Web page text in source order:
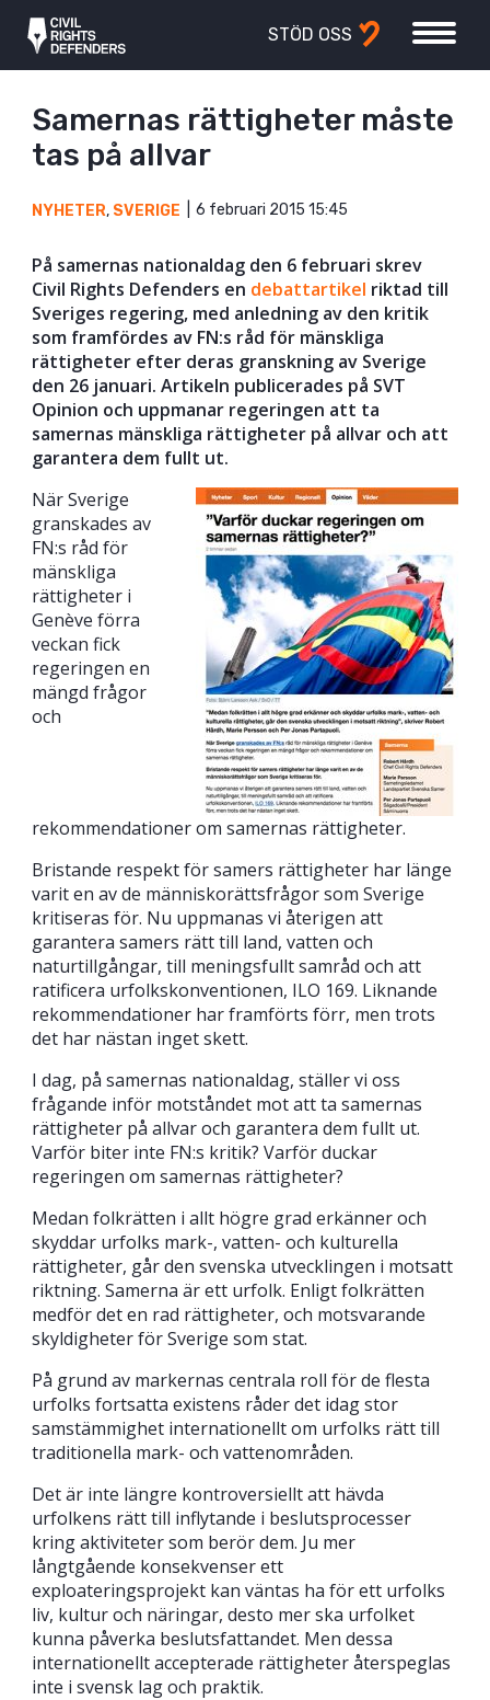
STÖD OSS
Samernas rättigheter måste
tas på allvar
NYHETER, SVERIGE 6 februari 2015 15:45
På samernas nationaldag den 6 februari skrev
Civil Rights Defenders en debattartikel riktad till
Sveriges regering, med anledning av den kritik
som framfördes av FN:s råd för mänskliga
rättigheter efter deras granskning av Sverige
den 26 januari. Artikeln publicerades på SVT
Opinion och uppmanar regeringen att ta
samernas mänskliga rättigheter på allvar och att
garantera dem fullt ut.
När Sverige
granskades av
FN:s råd för
mänskliga
rättigheter i
Genève förra
veckan fick
regeringen en
mängd frågor
och
rekommendationer om samernas rättigheter.
Bristande respekt för samers rättigheter har länge
varit en av de människorättsfrågor som Sverige
kritiseras för. Nu uppmanas vi återigen att
garantera samers rätt till land, vatten och
naturtillgångar, till meningsfullt samråd och att
ratificera urfolkskonventionen, ILO 169. Liknande
rekommendationer har framförts förr, men trots
det har nästan inget skett.
I dag, på samernas nationaldag, ställer vi oss
frågande inför motståndet mot att ta samernas
rättigheter på allvar och garantera dem fullt ut.
Varför biter inte FN:s kritik? Varför duckar
regeringen om samernas rättigheter?
Medan folkrätten i allt högre grad erkänner och
skyddar urfolks mark-, vatten- och kulturella
rättigheter, går den svenska utvecklingen i motsatt
riktning. Samerna är ett urfolk. Enligt folkrätten
medför det en rad rättigheter, och motsvarande
skyldigheter för Sverige som stat.
På grund av markernas centrala roll för de flesta
urfolks fortsatta existens råder det idag stor
samstämmighet internationellt om urfolks rätt till
traditionella mark- och vattenområden.
Det är inte längre kontroversiellt att hävda
urfolkens rätt till inflytande i beslutsprocesser
kring aktiviteter som berör dem. Ju mer
långtgående konsekvenser ett
exploateringsprojekt kan väntas ha för ett urfolks
liv, kultur och näringar, desto mer ska urfolket
kunna påverka beslutsfattandet. Men dessa
internationellt accepterade rättigheter återspeglas
inte i svensk lag och praktik.